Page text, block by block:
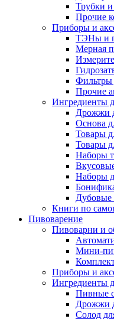
Трубки
Прочие
Приборы и
ТЭНы и
Мерная
Фильтры
Прочие
Ингредиенты
Дрожжи
Основа
Товары
Товары
Наборы
Наборы
Дубовые
Книги по
Пивоварение
Пивоварни и
Мини-
Приборы и
Ингредиенты
Пивные
Дрожжи
Солод